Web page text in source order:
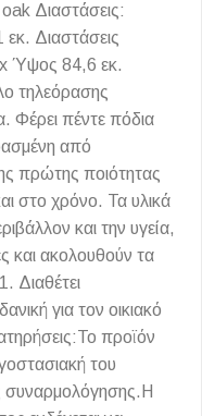
Διαστάσεις:
Διαστάσεις
Ύψος 84,6 εκ.
τηλεόρασης
Φέρει πέντε πόδια
από
πρώτης ποιότητας
στο χρόνο. Τα υλικά
και την υγεία,
και ακολουθούν τα
Διαθέτει
για τον οικιακό
προϊόν
του
συναρμολόγησης.Η